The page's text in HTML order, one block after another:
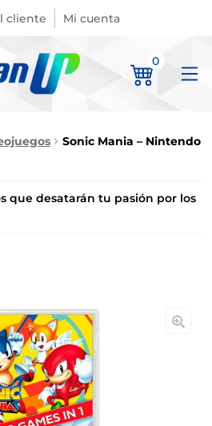
cliente Mi cuenta
0
Sonic Mania – Nintendo
que desatarán tu pasión por los